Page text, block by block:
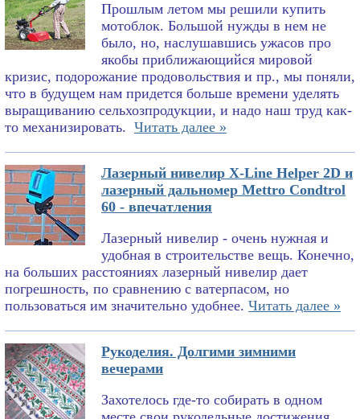
Прошлым летом мы решили купить
мотоблок. Большой нужды в нем не
было, но, наслушавшись ужасов про
якобы приближающийся мировой
кризис, подорожание продовольствия и пр., мы поняли,
что в будущем нам придется больше времени уделять
выращиванию сельхозпродукции, и надо наш труд как-
то механизировать. Читать далее »
Лазерный нивелир X-Line Helper 2D и
лазерный дальномер Mettro Condtrol
60 - впечатления
Лазерный нивелир - очень нужная и
удобная в строительстве вещь. Конечно,
на больших расстояниях лазерный нивелир дает
погрешность, по сравнению с ватерпасом, но
пользоваться им значительно удобнее. Читать далее »
Рукоделия. Долгими зимними
вечерами
Захотелось где-то собирать в одном